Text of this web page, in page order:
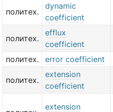
политех.
dynamic
coefficient
политех.
efflux
coefficient
политех. error coefficient
политех.
extension
coefficient
extension